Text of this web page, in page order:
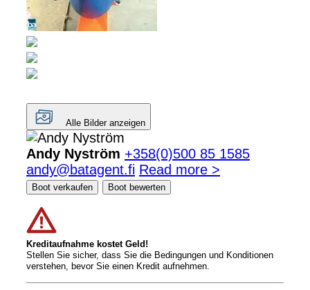
Alle Bilder anzeigen
Andy Nyström +358(0)500 85 1585
andy@batagent.fi Read more >
Boot verkaufen Boot bewerten
Kreditaufnahme kostet Geld!
Stellen Sie sicher, dass Sie die Bedingungen und Konditionen
verstehen, bevor Sie einen Kredit aufnehmen.